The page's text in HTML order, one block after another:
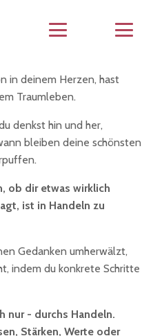
in deinem Herzen, hast
Traumleben.
denkst hin und her,
bleiben deine schönsten
ob dir etwas wirklich
ist in Handeln zu
Gedanken umherwälzt,
indem du konkrete Schritte
nur - durchs Handeln.
Stärken, Werte oder